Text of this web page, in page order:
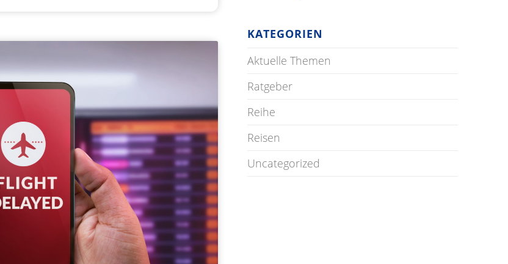
KATEGORIEN
Aktuelle Themen
Ratgeber
Reihe
Reisen
Uncategorized